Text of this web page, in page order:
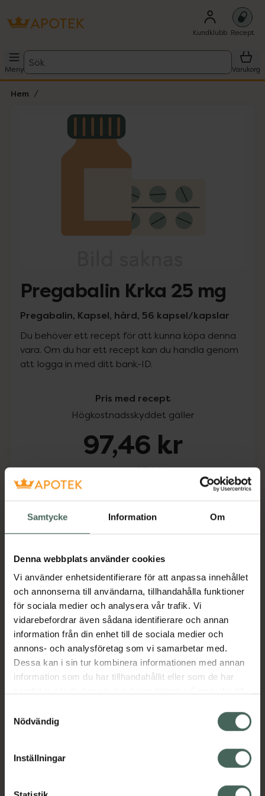
Samtycke Information Om
Denna webbplats använder cookies
Vi använder enhetsidentifierare för att anpassa innehållet
och annonserna till användarna, tillhandahålla funktioner
för sociala medier och analysera vår trafik. Vi
vidarebefordrar även sådana identifierare och annan
information från din enhet till de sociala medier och
annons- och analysföretag som vi samarbetar med.
Dessa kan i sin tur kombinera informationen med annan
information som du har tillhandahållit eller som de har
återkalla ditt samtycke via webbplatsens
cookieinställningar. Ett återkallat samtycke påverkar inte
lagligheten av behandling som skett innan återkallelsen.
Nödvändig
Inställningar
Kundklubb Recept
Meny
Sök
Varukorg
Hem
Lista: . Innehåller 1 objekt.
Pregabalin Krka 25 mg
Pregabalin, Kapsel, hård, 56 kapsel/kapslar
Du behöver ett recept för att kunna köpa denna
vara. Om du har ett recept kan du handla genom
att logga in med ditt bank-ID.
Pris med recept
Högkostnadsskyddet gäller
97,46 kr
I apotek:97,46 kr
Köp via ditt recept
Beskrivning Dölj
Läs alltid bipacksedeln innan
användning.
EAN:
03838989694272